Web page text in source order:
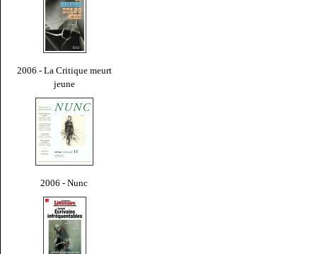
2006 - La Critique meurt
jeune
2006 - Nunc